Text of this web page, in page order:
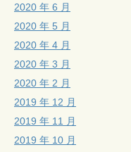
2020 年 6 月
2020 年 5 月
2020 年 4 月
2020 年 3 月
2020 年 2 月
2019 年 12 月
2019 年 11 月
2019 年 10 月